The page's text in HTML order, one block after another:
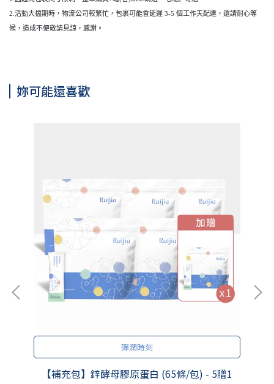
2.活動大檔期時，物流公司較繁忙，包裹可能會延遲 3-5 個工作天配達，還請耐心等
候，造成不便敬請見諒，感謝。
妳可能還喜歡
彈潤時刻
【補充包】鋅酵母膠原蛋白 (65條/包) - 5贈1